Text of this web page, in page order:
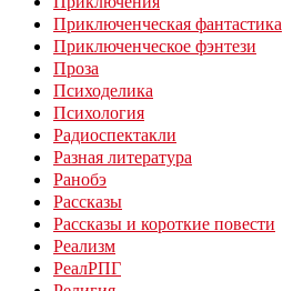
Приключенческая фантастика
Приключенческое фэнтези
Проза
Психоделика
Психология
Радиоспектакли
Разная литература
Ранобэ
Рассказы
Рассказы и короткие повести
Реализм
РеалРПГ